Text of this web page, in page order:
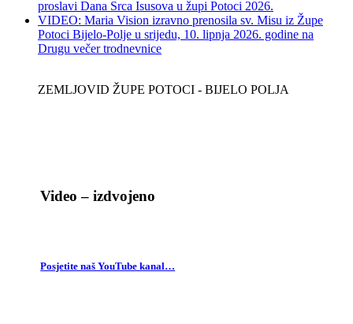
proslavi Dana Srca Isusova u župi Potoci 2026.
VIDEO: Maria Vision izravno prenosila sv. Misu iz Župe
Potoci Bijelo-Polje u srijedu, 10. lipnja 2026. godine na
Drugu večer trodnevnice
ZEMLJOVID ŽUPE POTOCI - BIJELO POLJA
Video – izdvojeno
Posjetite naš YouTube kanal…